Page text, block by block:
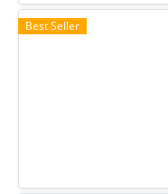
Best Seller